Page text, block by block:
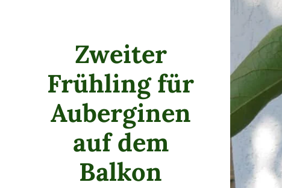
Zweiter
Frühling für
Auberginen
auf dem
Balkon